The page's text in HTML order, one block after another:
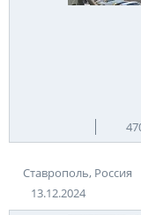
Ставрополь, Россия
13.12.2024